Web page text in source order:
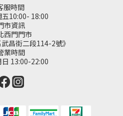
服時間
10:00- 18:00
市資訊
西門門市
昌街二段114-2號》
業時間
13:00-22:00